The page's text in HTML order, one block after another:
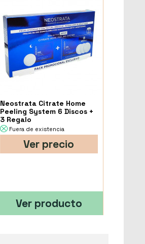
Neostrata Citrate Home
Peeling System 6 Discos +
3 Regalo
Fuera de existencia
Ver precio
Ver producto